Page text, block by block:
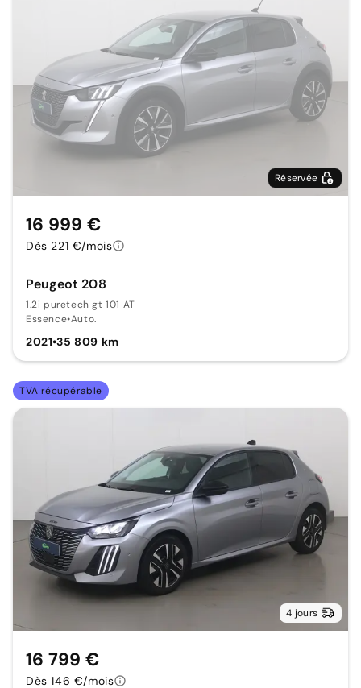
Réservée
Peugeot 208
1.2i puretech gt 101 AT
Essence•Auto.
2021•35 809 km
16 999 €
Dès 221 €/mois
TVA récupérable
4 jours
16 799 €
Dès 146 €/mois